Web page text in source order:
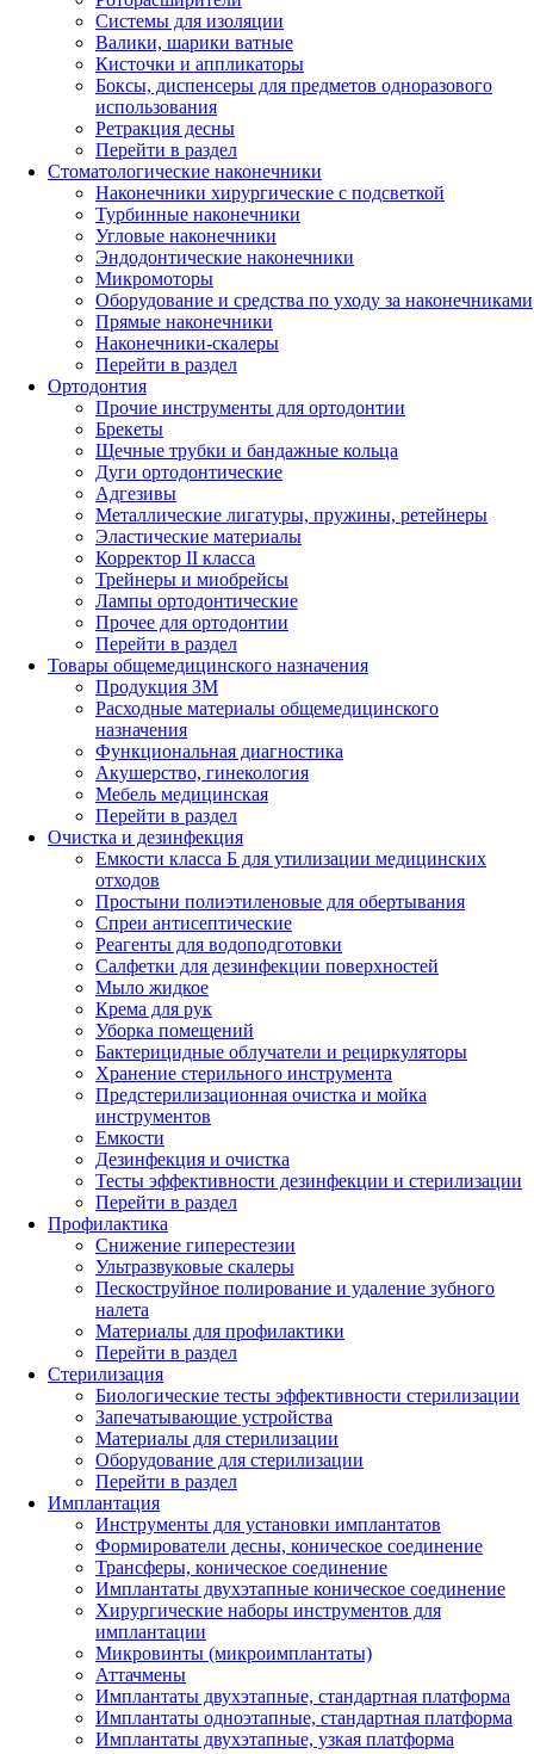
Системы для изоляции
Валики, шарики ватные
Кисточки и аппликаторы
Боксы, диспенсеры для предметов одноразового
использования
Ретракция десны
Перейти в раздел
Стоматологические наконечники
Наконечники хирургические с подсветкой
Турбинные наконечники
Угловые наконечники
Эндодонтические наконечники
Микромоторы
Оборудование и средства по уходу за наконечниками
Прямые наконечники
Наконечники-скалеры
Перейти в раздел
Ортодонтия
Прочие инструменты для ортодонтии
Брекеты
Щечные трубки и бандажные кольца
Дуги ортодонтические
Адгезивы
Металлические лигатуры, пружины, ретейнеры
Эластические материалы
Корректор II класса
Трейнеры и миобрейсы
Лампы ортодонтические
Прочее для ортодонтии
Перейти в раздел
Товары общемедицинского назначения
Продукция 3М
Расходные материалы общемедицинского
назначения
Функциональная диагностика
Акушерство, гинекология
Мебель медицинская
Перейти в раздел
Очистка и дезинфекция
Емкости класса Б для утилизации медицинских
отходов
Простыни полиэтиленовые для обертывания
Спреи антисептические
Реагенты для водоподготовки
Салфетки для дезинфекции поверхностей
Мыло жидкое
Крема для рук
Уборка помещений
Бактерицидные облучатели и рециркуляторы
Хранение стерильного инструмента
Предстерилизационная очистка и мойка
инструментов
Емкости
Дезинфекция и очистка
Тесты эффективности дезинфекции и стерилизации
Перейти в раздел
Профилактика
Снижение гиперестезии
Ультразвуковые скалеры
Пескоструйное полирование и удаление зубного
налета
Материалы для профилактики
Перейти в раздел
Стерилизация
Биологические тесты эффективности стерилизации
Запечатывающие устройства
Материалы для стерилизации
Оборудование для стерилизации
Перейти в раздел
Имплантация
Инструменты для установки имплантатов
Формирователи десны, коническое соединение
Трансферы, коническое соединение
Имплантаты двухэтапные коническое соединение
Хирургические наборы инструментов для
имплантации
Микровинты (микроимплантаты)
Аттачмены
Имплантаты двухэтапные, стандартная платформа
Имплантаты одноэтапные, стандартная платформа
Имплантаты двухэтапные, узкая платформа